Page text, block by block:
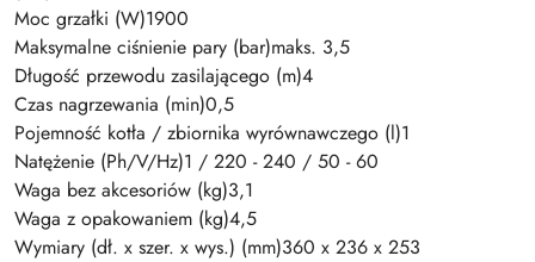
Moc grzałki (W)1900
Maksymalne ciśnienie pary (bar)maks. 3,5
Długość przewodu zasilającego (m)4
Czas nagrzewania (min)0,5
Pojemność kotła / zbiornika wyrównawczego (l)1
Natężenie (Ph/V/Hz)1 / 220 - 240 / 50 - 60
Waga bez akcesoriów (kg)3,1
Waga z opakowaniem (kg)4,5
Wymiary (dł. x szer. x wys.) (mm)360 x 236 x 253